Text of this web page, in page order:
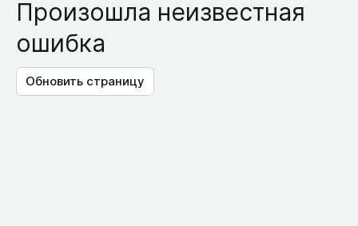
Произошла неизвестная
ошибка
Обновить страницу